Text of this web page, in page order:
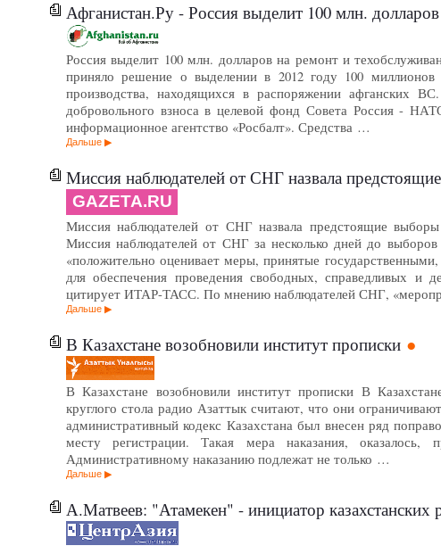
Афганистан.Ру - Россия выделит 100 млн.
Россия выделит 100 млн. долларов на ремонт и
приняло решение о выделении в 2012 году 100 миллионов
производства, находящихся в распоряжении афганских
добровольного взноса в целевой фонд Совета Россия -
информационное агентство «Росбалт». Средства …
Дальше
Миссия наблюдателей от СНГ назвала предстоящие
GAZETA.RU
Миссия наблюдателей от СНГ назвала предстоящие
Миссия наблюдателей от СНГ за несколько дней до
«положительно оценивает меры, принятые
для обеспечения проведения свободных, справедливых и
цитирует ИТАР-ТАСС. По мнению наблюдателей СНГ,
Дальше
В Казахстане возобновили институт прописки
В Казахстане возобновили институт прописки В
круглого стола радио Азаттык считают, что они
административный кодекс Казахстана был внесен ряд
месту регистрации. Такая мера наказания, оказалось,
Административному наказанию подлежат не только …
Дальше
А.Матвеев: "Атамекен" - инициатор